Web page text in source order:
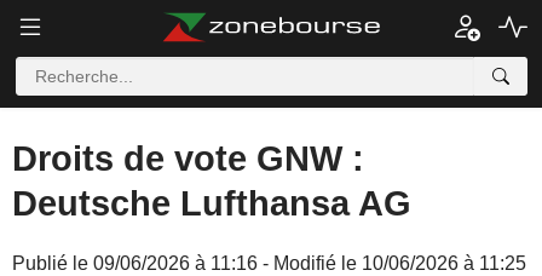
Droits de vote GNW :
Deutsche Lufthansa AG
Publié le 09/06/2026 à 11:16 - Modifié le 10/06/2026 à 11:25